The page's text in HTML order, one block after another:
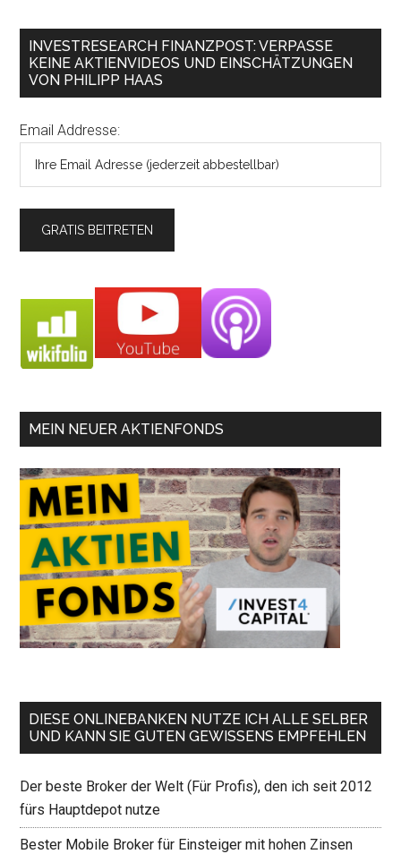
INVESTRESEARCH FINANZPOST: VERPASSE
KEINE AKTIENVIDEOS UND EINSCHÄTZUNGEN
VON PHILIPP HAAS
Email Addresse:
MEIN NEUER AKTIENFONDS
DIESE ONLINEBANKEN NUTZE ICH ALLE SELBER
UND KANN SIE GUTEN GEWISSENS EMPFEHLEN
Der beste Broker der Welt (Für Profis), den ich seit 2012
fürs Hauptdepot nutze
Bester Mobile Broker für Einsteiger mit hohen Zinsen